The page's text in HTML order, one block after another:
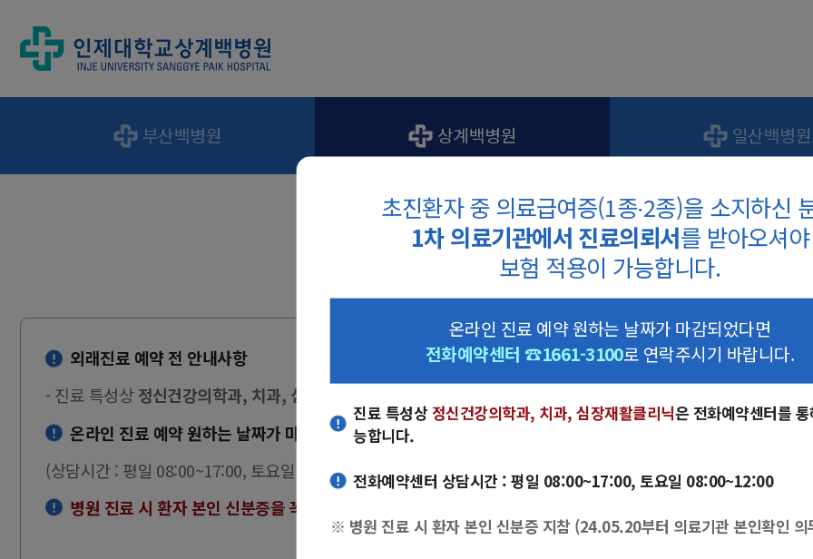
부산백병원 상계백병원 일산백병원
초진환자 중 의료급여증(1종∙2종)을 소지하신
1차 의료기관에서 진료의뢰서를 받아오셔야
보험 적용이 가능합니다.
온라인 진료 예약 원하는 날짜가 마감되었다면
전화예약센터 ☎1661-3100로 연락주시기 바랍니다.
진료 특성상 정신건강의학과, 치과, 심장재활클리닉은 전화예약센터를
능합니다.
전화예약센터 상담시간 : 평일 08:00~17:00, 토요일 08:00~12:00
※ 병원 진료 시 환자 본인 신분증 지참 (24.05.20부터 의료기관 본인확인 의
온라인예약
외래진료 예약 전 안내사항
- 진료 특성상 정신건강의학과, 치과, 심장재활클리닉
온라인 진료 예약 원하는 날짜가 마감되었다면, 전화예약센터(☎1661-3100)로 연락주시기 바랍니다.
(상담시간 : 평일 08:00~17:00, 토요일 08:00~12:00)
병원 진료 시 환자 본인 신분증을 꼭 지참하시기 바랍니다. (24.05.20부터 의료기관 본인확인 의무화 시행)